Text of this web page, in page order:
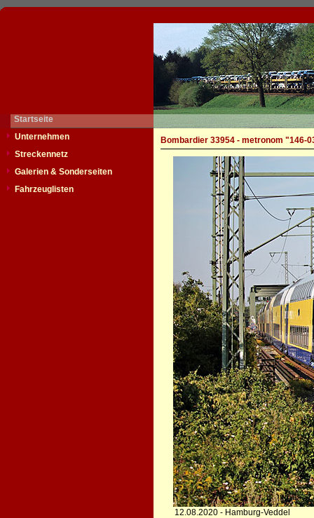
Startseite
Unternehmen
Streckennetz
Galerien & Sonderseiten
Fahrzeuglisten
Bombardier 33954 - metronom "146-
12.08.2020 - Hamburg-Veddel